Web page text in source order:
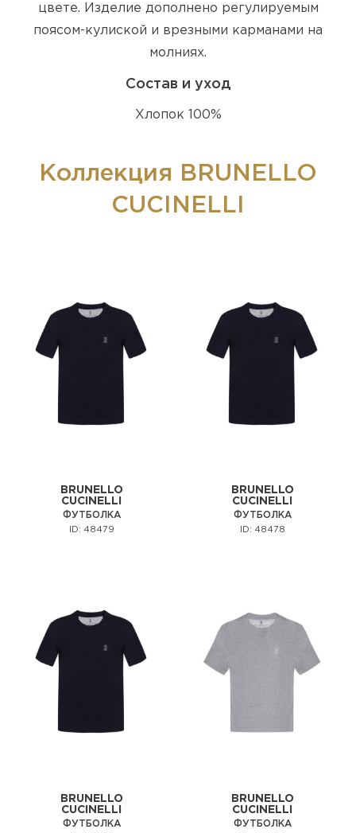
цвете. Изделие дополнено регулируемым
поясом-кулиской и врезными карманами на
молниях.
Состав и уход
Хлопок 100%
Коллекция BRUNELLO
CUCINELLI
BRUNELLO
CUCINELLI
ФУТБОЛКА
ID: 48479
BRUNELLO
CUCINELLI
ФУТБОЛКА
ID: 48478
BRUNELLO
CUCINELLI
ФУТБОЛКА
BRUNELLO
CUCINELLI
ФУТБОЛКА